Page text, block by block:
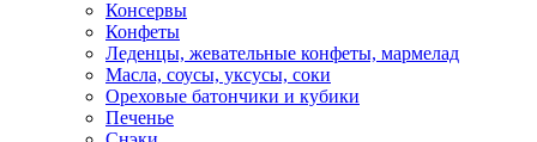
Консервы
Конфеты
Леденцы, жевательные конфеты, мармелад
Масла, соусы, уксусы, соки
Ореховые батончики и кубики
Печенье